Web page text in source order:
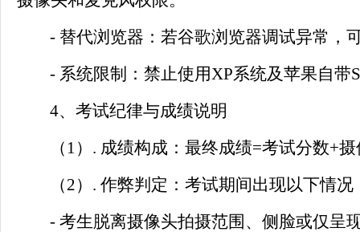
- 替代浏览器：若谷歌浏览器调试异常，
- 系统限制：禁止使用XP系统及苹果自带
4、考试纪律与成绩说明
（ 1）. 成绩构成：最终成绩=考试分数+
（2）. 作弊判定：考试期间出现以下情
- 考生脱离摄像头拍摄范围、侧脸或仅呈